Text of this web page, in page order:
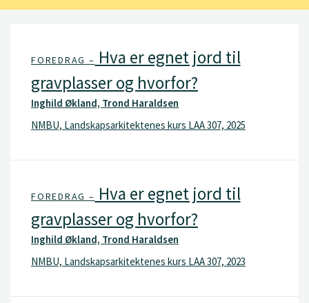
FOREDRAG – Hva er egnet jord til
gravplasser og hvorfor?
Inghild Økland, Trond Haraldsen
NMBU, Landskapsarkitektenes kurs LAA 307, 2025
FOREDRAG – Hva er egnet jord til
gravplasser og hvorfor?
Inghild Økland, Trond Haraldsen
NMBU, Landskapsarkitektenes kurs LAA 307, 2023